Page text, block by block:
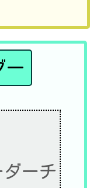
ー
ーチ